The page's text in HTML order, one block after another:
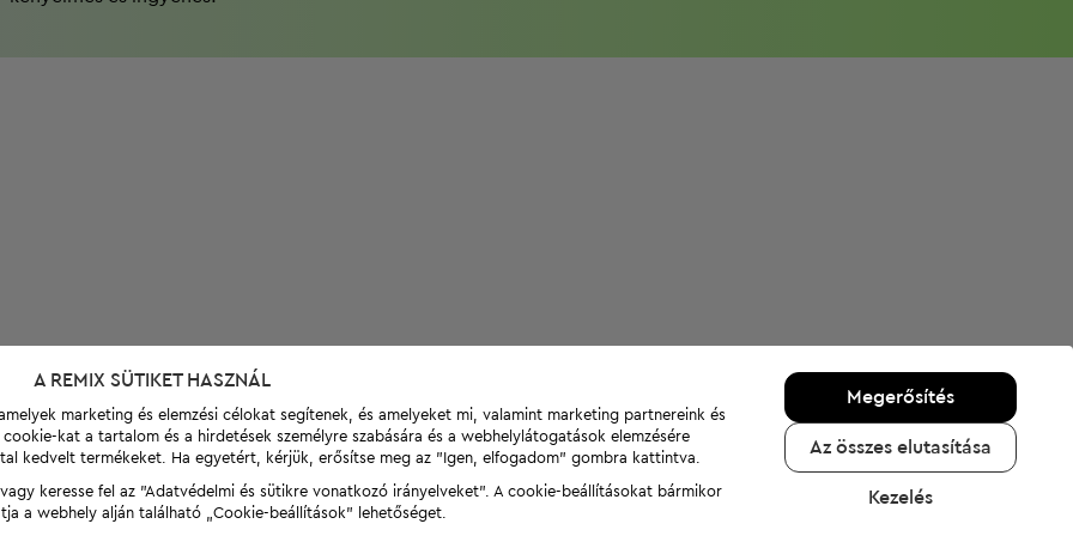
A REMIX SÜTIKET HASZNÁL
marketing és elemzési célokat segítenek, és amelyeket mi, valamint marketing partnereink és
kat a tartalom és a hirdetések személyre szabására és a webhelylátogatások elemzésére
kedvelt termékeket. Ha egyetért, kérjük, erősítse meg az "Igen, elfogadom" gombra kattintva.
keresse fel az "Adatvédelmi és sütikre vonatkozó irányelveket". A cookie-beállításokat bármikor
a webhely alján található „Cookie-beállítások” lehetőséget.
Megerősítés
Az összes elutasítása
Kezelés